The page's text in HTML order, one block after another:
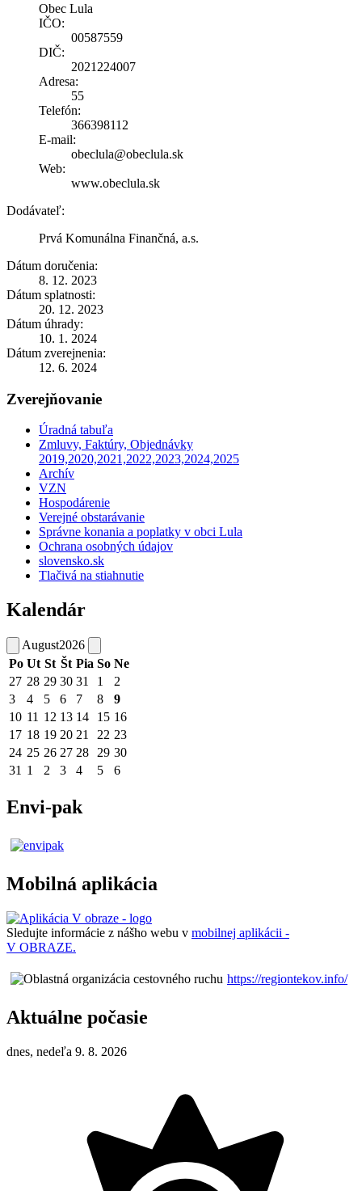
Obec Lula
IČO:
00587559
DIČ:
2021224007
Adresa:
55
Telefón:
366398112
E-mail:
obeclula@obeclula.sk
Web:
www.obeclula.sk
Dodávateľ:
Prvá Komunálna Finančná, a.s.
Dátum doručenia:
8. 12. 2023
Dátum splatnosti:
20. 12. 2023
Dátum úhrady:
10. 1. 2024
Dátum zverejnenia:
12. 6. 2024
Zverejňovanie
Úradná tabuľa
Zmluvy, Faktúry, Objednávky
2019,2020,2021,2022,2023,2024,2025
Archív
VZN
Hospodárenie
Verejné obstarávanie
Správne konania a poplatky v obci Lula
Ochrana osobných údajov
slovensko.sk
Tlačivá na stiahnutie
Kalendár
August2026
Po Ut St Št Pia So Ne
27 28 29 30 31 1
2
3
4 5 6 7 8
9
10 11 12 13 14 15 16
17 18 19 20 21 22 23
24 25 26 27 28 29 30
31 1 2 3 4 5 6
Envi-pak
Mobilná aplikácia
Sledujte informácie z nášho webu v mobilnej aplikácii -
V OBRAZE.
https://regiontekov.info/
Aktuálne počasie
dnes, nedeľa 9. 8. 2026